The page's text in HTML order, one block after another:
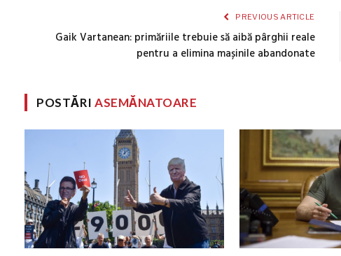
PREVIOUS ARTICLE
Gaik Vartanean: primăriile trebuie să aibă pârghii reale
pentru a elimina mașinile abandonate
POSTĂRIASEMĂNATOARE